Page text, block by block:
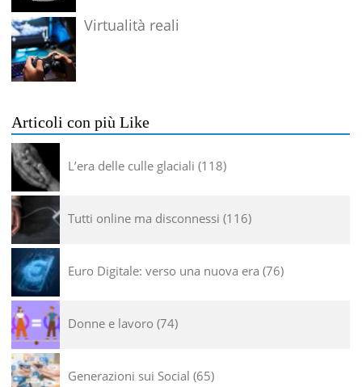
Virtualità reali
Articoli con più Like
L’era delle culle glaciali 118
Tutti online ma disconnessi 116
Euro Digitale: verso una nuova era 76
Donne e lavoro 74
Generazioni sui Social 65